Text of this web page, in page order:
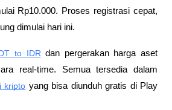
Rp10.000. Proses registrasi cepat,
dimulai hari ini.
to IDR dan pergerakan harga aset
real-time. Semua tersedia dalam
kripto yang bisa diunduh gratis di Play